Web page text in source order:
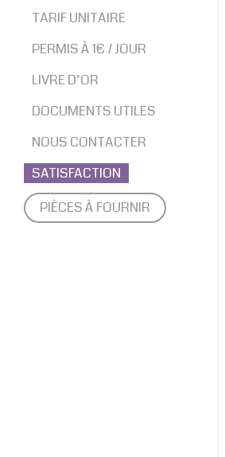
PERMIS B 20H
PERMIS B AAC
BOITE AUTO 13H
BOITE AUTO 20H
TARIF UNITAIRE
PERMIS À 1€ / JOUR
LIVRE D’OR
DOCUMENTS UTILES
NOUS CONTACTER
SATISFACTION
PIÈCES À FOURNIR